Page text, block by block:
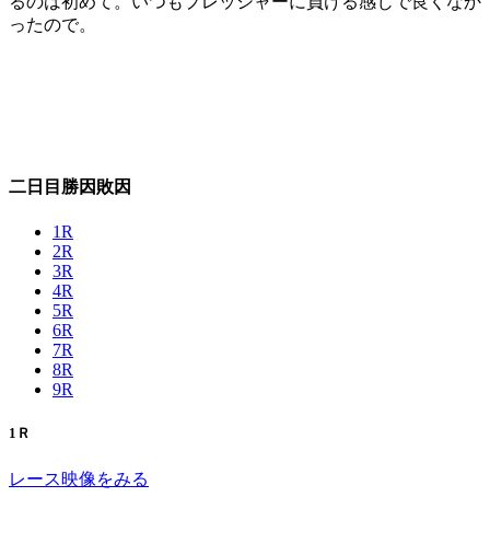
ったので。
二日目勝因敗因
1R
2R
3R
4R
5R
6R
7R
8R
9R
1Ｒ
レース映像をみる